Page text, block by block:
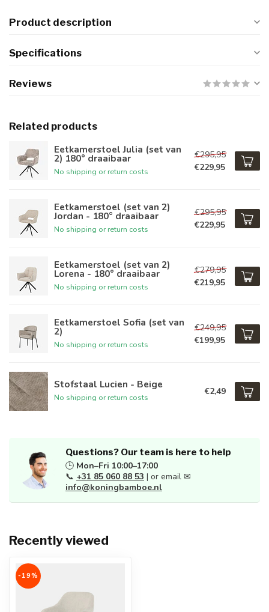
Product description
Specifications
Reviews
Related products
Eetkamerstoel Julia (set van
2) 180° draaibaar
No shipping or return costs
€295,95
€229,95
Eetkamerstoel (set van 2)
Jordan - 180° draaibaar
No shipping or return costs
€295,95
€229,95
Eetkamerstoel (set van 2)
Lorena - 180° draaibaar
No shipping or return costs
€279,95
€219,95
Eetkamerstoel Sofia (set van
2)
No shipping or return costs
€249,95
€199,95
Stofstaal Lucien - Beige
No shipping or return costs
€2,49
Questions? Our team is here to help
🕒 Mon–Fri 10:00–17:00
📞 +31 85 060 88 53 | or email ✉
info@koningbamboe.nl
Recently viewed
-19%